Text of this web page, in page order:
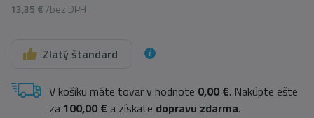
13,35 € /bez DPH
Zlatý štandard
V košíku máte tovar v hodnote 0,00 €. Nakúpte ešte
za 100,00 € a získate dopravu zdarma.